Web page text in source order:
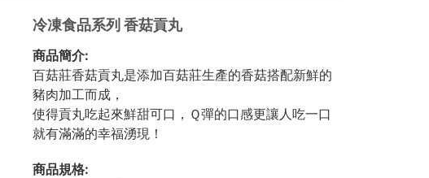
冷凍食品系列 香菇貢丸
商品簡介:
百菇莊香菇貢丸是添加百菇莊生產的香菇搭配新鮮的
豬肉加工而成，
使得貢丸吃起來鮮甜可口，Ｑ彈的口感更讓人吃一口
就有滿滿的幸福湧現！
商品規格: